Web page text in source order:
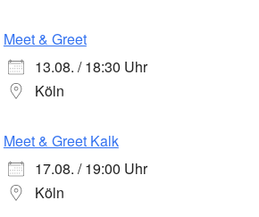
Meet & Greet
13.08. / 18:30 Uhr
Köln
Meet & Greet Kalk
17.08. / 19:00 Uhr
Köln